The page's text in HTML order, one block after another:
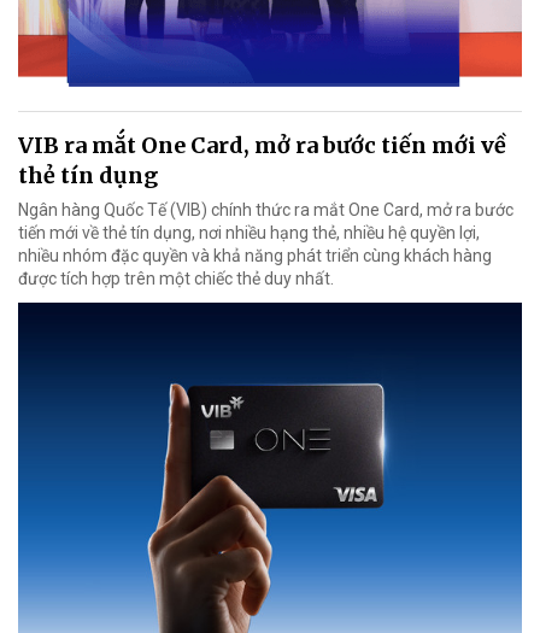
VIB ra mắt One Card, mở ra bước tiến mới về
thẻ tín dụng
Ngân hàng Quốc Tế (VIB) chính thức ra mắt One Card, mở ra bước
tiến mới về thẻ tín dụng, nơi nhiều hạng thẻ, nhiều hệ quyền lợi,
nhiều nhóm đặc quyền và khả năng phát triển cùng khách hàng
được tích hợp trên một chiếc thẻ duy nhất.